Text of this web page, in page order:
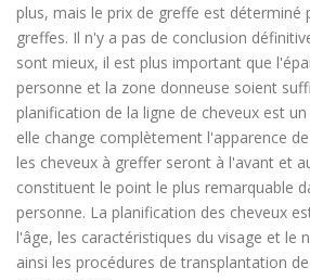
plus, mais le prix de greffe est déterminé
greffes. Il n'y a pas de conclusion
sont mieux, il est plus important que
personne et la zone donneuse soient
planification de la ligne de cheveux est
elle change complètement l'apparence
les cheveux à greffer seront à l'avant et
constituent le point le plus remarquable
personne. La planification des cheveux
l'âge, les caractéristiques du visage et le
ainsi les procédures de transplantation